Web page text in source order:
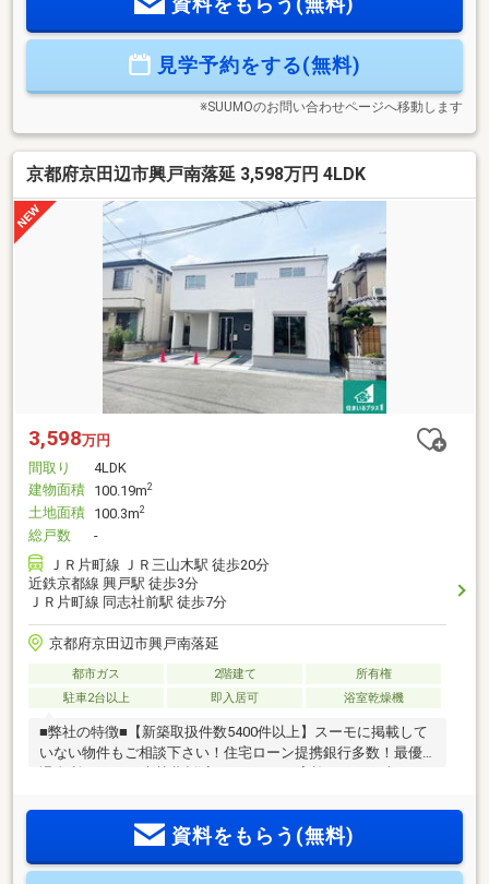
り空間♪【周辺環境】・スーパー 徒歩１３分♪・コンビニ
見学予約をする(無料)
※SUUMOのお問い合わせページへ移動します
京都府京田辺市興戸南落延 3,598万円 4LDK
3,598万円
間取り
4LDK
建物面積 100.19m2
土地面積 100.3m2
総戸数
-
ＪＲ片町線 ＪＲ三山木駅 徒歩20分
近鉄京都線 興戸駅 徒歩3分
ＪＲ片町線 同志社前駅 徒歩7分
京都府京田辺市興戸南落延
都市ガス 2階建て
所有権
駐車2台以上
即入居可 浴室乾燥機
■弊社の特徴■【新築取扱件数5400件以上】スーモに掲載して
いない物件もご相談下さい！住宅ローン提携銀行多数！最優
500万円まで住宅ローンと一本化が可能！■住宅ローンアドバ
イザー有資格者等多数在籍のTV・CMでお馴染みの弊社にご相
資料をもらう(無料)